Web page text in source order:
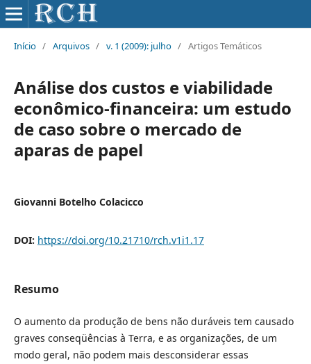
Início / Arquivos / v. 1 (2009): julho / Artigos Temáticos
Análise dos custos e viabilidade
econômico-financeira: um estudo
de caso sobre o mercado de
aparas de papel
Giovanni Botelho Colacicco
DOI: https://doi.org/10.21710/rch.v1i1.17
Resumo
O aumento da produção de bens não duráveis tem causado
graves conseqüências à Terra, e as organizações, de um
modo geral, não podem mais desconsiderar essas